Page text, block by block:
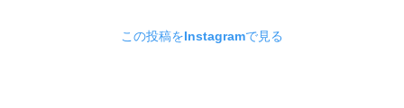
この投稿をInstagramで見る